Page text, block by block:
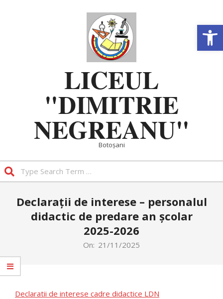
LICEUL
"DIMITRIE
NEGREANU"
Botoșani
NavigationDeclarații de interese – personalul
didactic de predare an școlar
2025-2026
On: 21/11/2025
Declaratii de interese cadre didactice LDN